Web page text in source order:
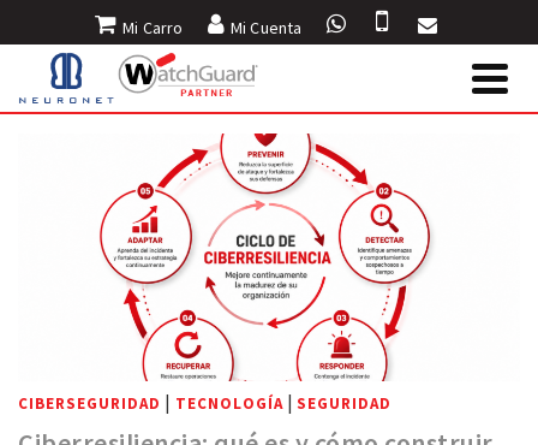
Mi Carro Mi Cuenta
INICIO BLOG » CONSTANZA CARRASCO
CIBERSEGURIDAD | TECNOLOGÍA |SEGURIDAD